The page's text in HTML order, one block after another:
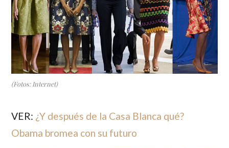
(Fotos: Internet)
VER: ¿Y después de la Casa Blanca qué?
Obama bromea con su futuro